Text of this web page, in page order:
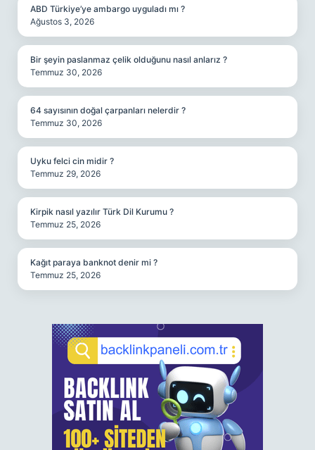
ABD Türkiye’ye ambargo uyguladı mı ?
Ağustos 3, 2026
Bir şeyin paslanmaz çelik olduğunu nasıl anlarız ?
Temmuz 30, 2026
64 sayısının doğal çarpanları nelerdir ?
Temmuz 30, 2026
Uyku felci cin midir ?
Temmuz 29, 2026
Kirpik nasıl yazılır Türk Dil Kurumu ?
Temmuz 25, 2026
Kağıt paraya banknot denir mi ?
Temmuz 25, 2026